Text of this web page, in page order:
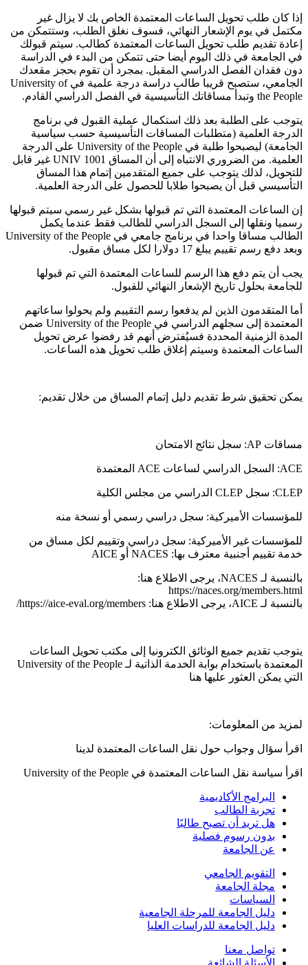
إذا كان طلب تحويل الساعات المعتمدة الخاص بك لا يزال غير
مكتمل في يوم الإشعار النهائي، فسوف نغلق الطلب، وستتمكن من
إعادة تقديم طلب تحويل الساعات المعتمدة كطالب. سيتم قبولك
في الجامعة في ذلك اليوم أيضا حتى تتمكن من البدء في الدراسة
دون فقدان الفصل الدراسي المقبل. بمجرد أن تقوم بحجز مقعدك
الجامعي، ستصبح قريبا طالب دراسة درجة علمية في University of
the People وتبدأ مساقاتك التأسيسية في الفصل الدراسي القادم.
يتوجب على الطلبة بعد ذلك استكمال عملية القبول في برنامج
الدرجة العلمية (متطلبات المساقات التأسيسية حسب سياسية
الجامعة) ليصبحوا طلبة في University of the People على الدرجة
العلمية. من الضروري الانتباه إلى أن المساق UNIV 1001 غير قابل
للتحويل، لذلك يتوجب على جميع المتقدمين إتمام هذا المساق
التأسيسي قبل أن يصبحوا طلابا للحصول على الدرجة العلمية.
إن الساعات المعتمدة التي تم قبولها بشكل غير رسمي سيتم قبولها
رسميا ونقلها إلى السجل الدراسي للطالب فقط عندما يكمل
الطالب مساقا واحدا في برنامج جامعي في University of the People
وبعد دفع رسم تقييم يبلغ 17 دولارا لكل مساق مقبول.
يجب أن يتم دفع هذا الرسم للساعات المعتمدة التي تم قبولها
للجامعة بحلول تاريخ الإشعار النهائي للقبول.
أما المتقدمون الذين لم يدفعوا رسم التقييم ولم يحولوا ساعاتهم
المعتمدة إلى سجلهم الدراسي في University of the People ضمن
المدة الزمنية المحددة فسيُفترض أنهم قد رفضوا عرض تحويل
الساعات المعتمدة وسيتم إغلاق طلب تحويل هذه الساعات.
يمكن تحقيق شرط تقديم دليل إتمام المساق من خلال تقديم:
مساقات AP: سجل نتائج الامتحان
ACE: السجل الدراسي لساعات ACE المعتمدة
CLEP: سجل CLEP الدراسي من مجلس الكلية
للمؤسسات الأميركية: سجل دراسي رسمي أو نسخة منه
للمؤسسات غير الأميركية: سجل دراسي وتقييم لكل مساق من
خدمة تقييم أجنبية معترف بها: NACES أو AICE
بالنسبة لـ NACES، يرجى الاطلاع هنا:
https://naces.org/members.html
بالنسبة لـ AICE، يرجى الاطلاع هنا: https://aice-eval.org/members/
يتوجب تقديم جميع الوثائق الكترونيا إلى مكتب تحويل الساعات
المعتمدة باستخدام بوابة الخدمة الذاتية لـ University of the People
التي يمكن العثور عليها هنا
لمزيد من المعلومات:
اقرأ سؤال وجواب حول نقل الساعات المعتمدة لدينا
اقرأ سياسة نقل الساعات المعتمدة في University of the People
البرامج الأكاديمية
تجربة الطالب
هل تريد أن تصبح طالبًا
بدون رسوم فصلية
عن الجامعة
التقويم الجامعي
مجلة الجامعة
السياسات
دليل الجامعة للمرحلة الجامعية
دليل الجامعة للدراسات العليا
تواصل معنا
الأسئلة الشائعة